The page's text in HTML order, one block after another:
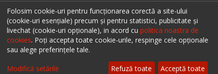
Restaurante Târgu Jiu
Restaurante Constanța
Urmărește-ne pe
Folosim cookie-uri pentru funcționarea corectă a site-ului
(cookie-uri esențiale) precum și pentru statistici, publicitate și
livechat (cookie-uri opționale), in acord cu politica noastra de
cookies. Poți accepta toate cookie-urile, respinge cele opționale
sau alege preferințele tale.
Modifică setările Refuză toate Acceptă toate